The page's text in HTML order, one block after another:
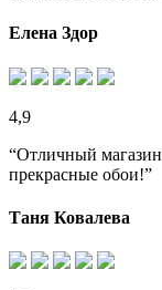
Елена Здор
4,9
“Отличный
прекрасные обои!”
Таня Ковалева